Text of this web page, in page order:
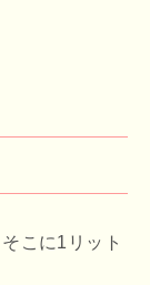
こに1リット